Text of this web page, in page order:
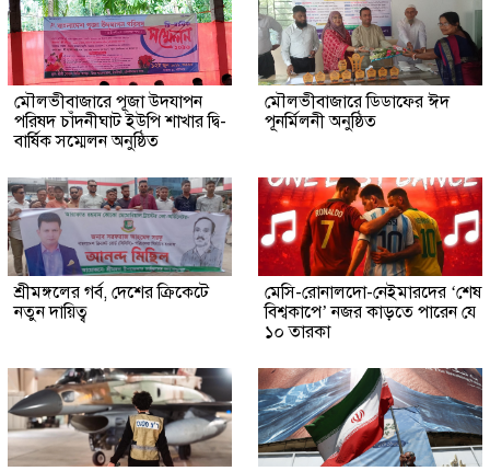
মৌলভীবাজারে পূজা উদযাপন
পরিষদ চাঁদনীঘাট ইউপি শাখার দ্বি-
বার্ষিক সম্মেলন অনুষ্ঠিত
মৌলভীবাজারে ডিডাফের ঈদ
পূনর্মিলনী অনুষ্ঠিত
শ্রীমঙ্গলের গর্ব, দেশের ক্রিকেটে
নতুন দায়িত্ব
মেসি-রোনালদো-নেইমারদের ‘শেষ
বিশ্বকাপে’ নজর কাড়তে পারেন যে
১০ তারকা